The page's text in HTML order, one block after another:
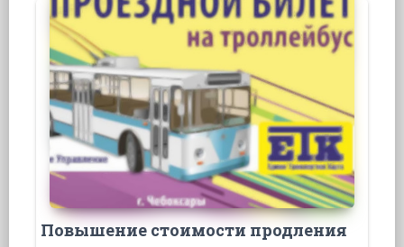
Повышение стоимости продления